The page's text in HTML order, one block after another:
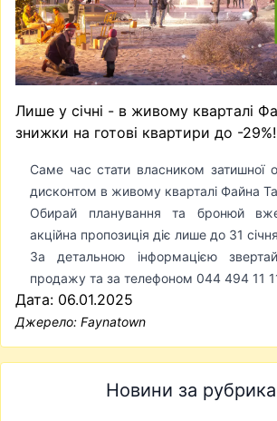
Лише у січні - в живому кварталі
знижки на готові квартири до -29%!
Саме час стати власником затишної
дисконтом в живому кварталі Файна
Обирай планування та бронюй
акційна пропозиція діє лише до 31
За детальною інформацією
продажу та за телефоном 044 494 11
Дата: 06.01.2025
Джерело: Faynatown
Новини за